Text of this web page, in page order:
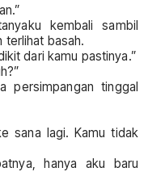
kembali sambil
terlihat basah.
dari kamu pastinya.”
persimpangan tinggal
sana lagi. Kamu tidak
hanya aku baru